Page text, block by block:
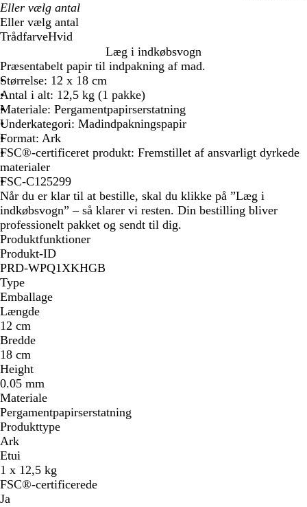
Eller vælg antal
TrådfarveHvid
v
i
d
Læg i indkøbsvogn
Præsentabelt papir til indpakning af mad.
Størrelse: 12 x 18 cm
Antal i alt: 12,5 kg (1 pakke)
Materiale: Pergamentpapirserstatning
Underkategori: Madindpakningspapir
Format: Ark
FSC®-certificeret produkt: Fremstillet af ansvarligt dyrkede
materialer
FSC-C125299
Når du er klar til at bestille, skal du klikke på ”Læg i
indkøbsvogn” – så klarer vi resten. Din bestilling bliver
professionelt pakket og sendt til dig.
Produktfunktioner
Produkt-ID
PRD-WPQ1XKHGB
Type
Emballage
Længde
12 cm
Bredde
18 cm
Height
0.05 mm
Materiale
Pergamentpapirserstatning
Produkttype
Ark
Etui
1 x 12,5 kg
FSC®-certificerede
Ja